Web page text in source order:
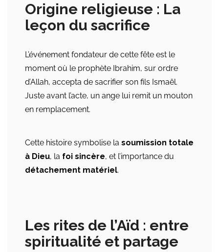
Origine religieuse : La
leçon du sacrifice
L’événement fondateur de cette fête est le
moment où le prophète Ibrahim, sur ordre
d’Allah, accepta de sacrifier son fils Ismaël.
Juste avant l’acte, un ange lui remit un mouton
en remplacement.
Cette histoire symbolise la soumission totale
à Dieu, la foi sincère, et l’importance du
détachement matériel.
Les rites de l’Aïd : entre
spiritualité et partage